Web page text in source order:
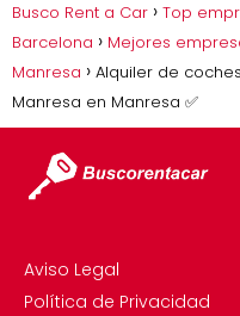
Busco Rent a Car
Top
Barcelona
Mejores
Manresa
Alquiler de
Manresa en Manresa ✅
Aviso Legal
Política de Privacidad